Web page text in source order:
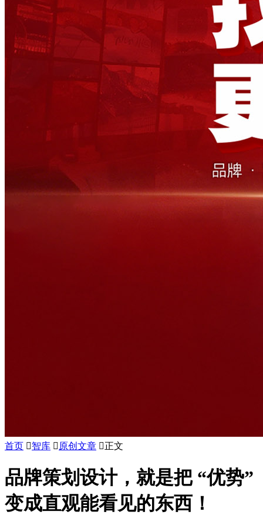
首页 智库  原创文章 正文
品牌策划设计，就是把 “优势”
变成直观能看见的东西！